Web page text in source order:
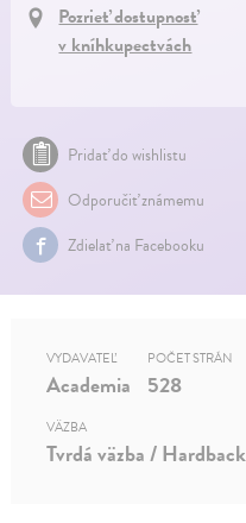
Pozrieť dostupnosť
v kníhkupectvách
Pridať do wishlistu
Odporučiť známemu
Zdielať na Facebooku
VYDAVATEĽ
Academia
POČET STRÁN
528
VÄZBA
Tvrdá väzba / Hardback